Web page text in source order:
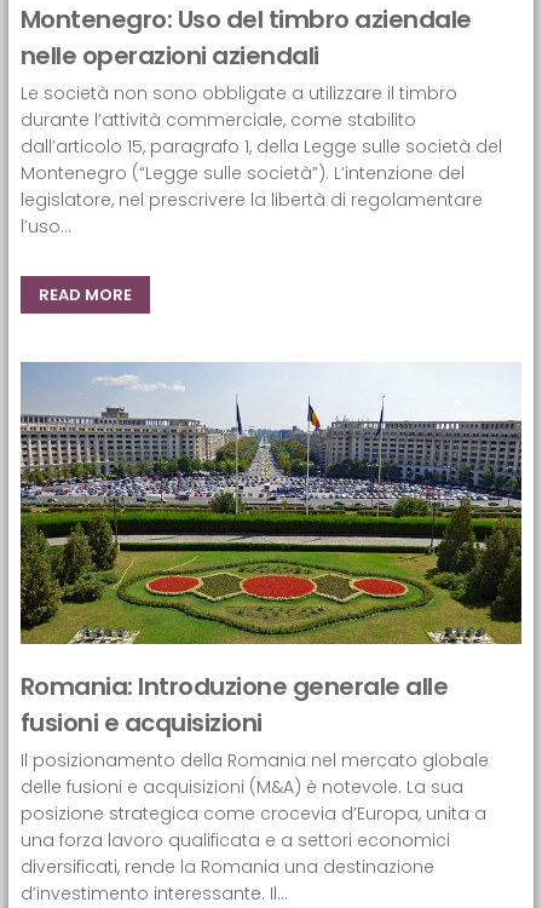
Montenegro: Uso del timbro aziendale
nelle operazioni aziendali
Le società non sono obbligate a utilizzare il timbro
durante l’attività commerciale, come stabilito
dall’articolo 15, paragrafo 1, della Legge sulle società del
Montenegro (“Legge sulle società”). L’intenzione del
legislatore, nel prescrivere la libertà di regolamentare
l’uso...
READ MORE
Romania: Introduzione generale alle
fusioni e acquisizioni
Il posizionamento della Romania nel mercato globale
delle fusioni e acquisizioni (M&A) è notevole. La sua
posizione strategica come crocevia d’Europa, unita a
una forza lavoro qualificata e a settori economici
diversificati, rende la Romania una destinazione
d’investimento interessante. Il...